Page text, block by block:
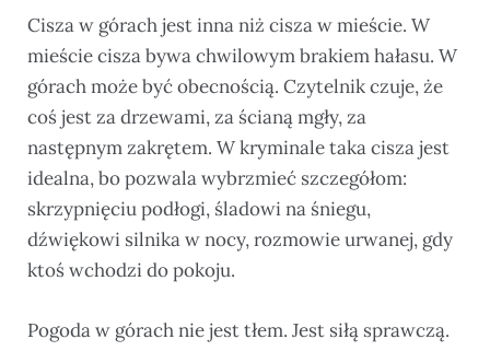
Cisza w górach jest inna niż cisza w mieście. W
mieście cisza bywa chwilowym brakiem hałasu. W
górach może być obecnością. Czytelnik czuje, że
coś jest za drzewami, za ścianą mgły, za
następnym zakrętem. W kryminale taka cisza jest
idealna, bo pozwala wybrzmieć szczegółom:
skrzypnięciu podłogi, śladowi na śniegu,
dźwiękowi silnika w nocy, rozmowie urwanej, gdy
ktoś wchodzi do pokoju.
Pogoda w górach nie jest tłem. Jest siłą sprawczą.